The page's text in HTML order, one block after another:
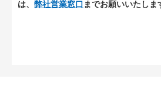
は、 弊社営業窓口 までお願いいたしま